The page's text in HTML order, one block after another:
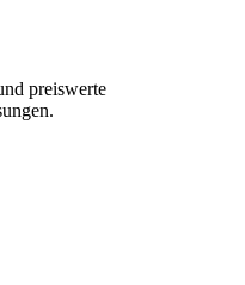
preiswerte